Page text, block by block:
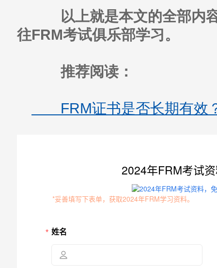
以上就是本文的全部内容
往FRM考试俱乐部学习。
推荐阅读：
FRM证书是否长期有效